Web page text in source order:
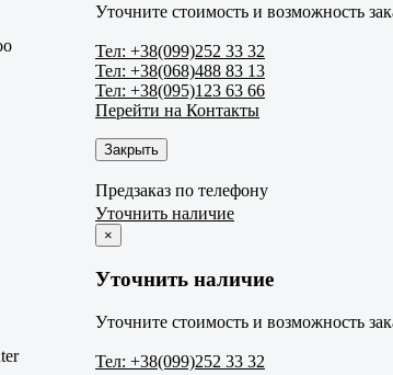
Уточните стоимость и возможность
Тел: +38(099)252 33 32
Тел: +38(068)488 83 13
Тел: +38(095)123 63 66
Перейти на Контакты
Закрыть
Предзаказ по телефону
Уточнить наличие
×
Уточнить наличие
Уточните стоимость и возможность
Тел: +38(099)252 33 32